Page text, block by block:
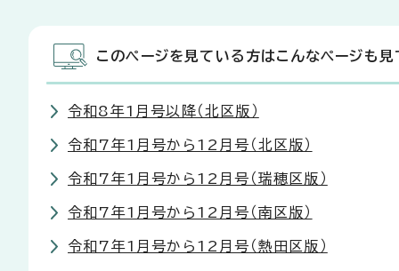
このページを見ている方はこんなページも見
令和8年1月号以降（北区版）
令和7年1月号から12月号（北区版）
令和7年1月号から12月号（瑞穂区版）
令和7年1月号から12月号（南区版）
令和7年1月号から12月号（熱田区版）